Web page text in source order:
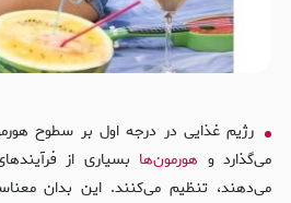
رژیم غذایی در درجه اول بر سطوح
می‌گذارد و هورمون‌ها بسیاری از
می‌دهند، تنظیم می‌کنند. این بدان